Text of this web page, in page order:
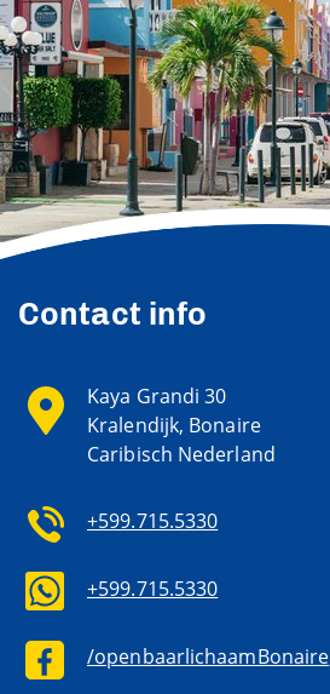
Contact info
Kaya Grandi 30
Kralendijk, Bonaire
Caribisch Nederland
+599.715.5330
+599.715.5330
/openbaarlichaamBonaire